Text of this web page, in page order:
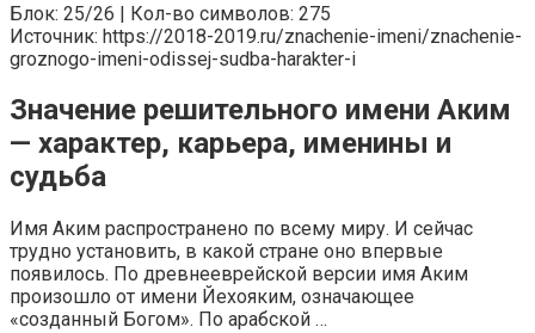
Блок: 25/26 | Кол-во символов: 275
Источник: https://2018-2019.ru/znachenie-imeni/znachenie-
groznogo-imeni-odissej-sudba-harakter-i
Значение решительного имени Аким
— характер, карьера, именины и
судьба
Имя Аким распространено по всему миру. И сейчас
трудно установить, в какой стране оно впервые
появилось. По древнееврейской версии имя Аким
произошло от имени Йехояким, означающее
«созданный Богом». По арабской …